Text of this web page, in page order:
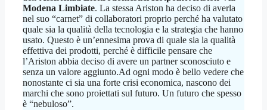
Modena Limbiate. La stessa Ariston ha deciso di averla
nel suo “carnet” di collaboratori proprio perché ha valutato
quale sia la qualità della tecnologia e la strategia che hanno
usato. Questo è un’ennesima prova di quale sia la qualità
effettiva dei prodotti, perché è difficile pensare che
l’Ariston abbia deciso di avere un partner sconosciuto e
senza un valore aggiunto.Ad ogni modo è bello vedere che
nonostante ci sia una forte crisi economica, nascono dei
marchi che sono proiettati sul futuro. Un futuro che spesso
è “nebuloso”.